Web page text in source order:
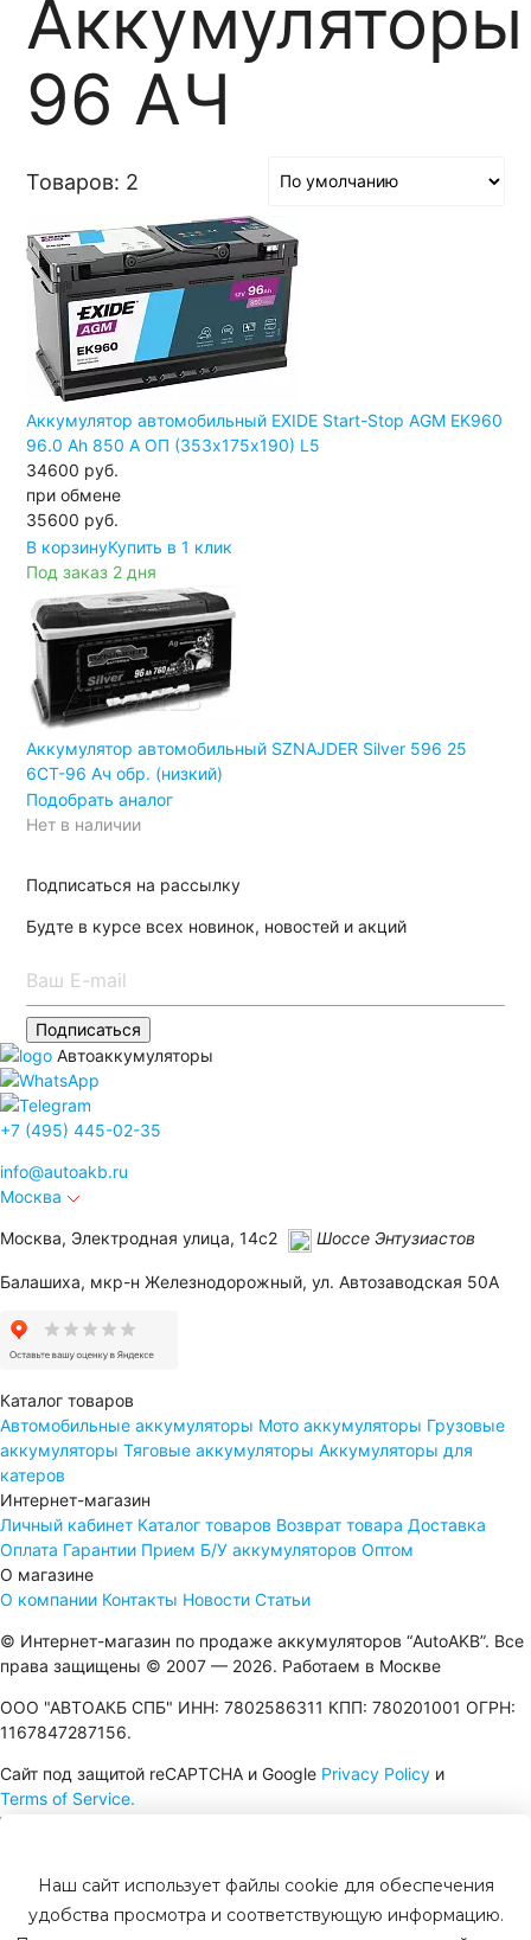
Аккумуляторы
96 АЧ
Товаров: 2
Аккумулятор автомобильный EXIDE Start-Stop AGM EK960
96.0 Ah 850 A ОП (353х175х190) L5
34600 руб.
при обмене
35600 руб.
В корзинуКупить в 1 клик
Под заказ 2 дня
Аккумулятор автомобильный SZNAJDER Silver 596 25
6СТ-96 Ач обр. (низкий)
Подобрать аналог
Нет в наличии
Подписаться на рассылку
Будте в курсе всех новинок, новостей и акций
Подписаться
Автоаккумуляторы
+7 (495) 445-02-35
info@autoakb.ru
Москва
Москва, Электродная улица, 14с2 Шоссе Энтузиастов
Балашиха, мкр-н Железнодорожный, ул. Автозаводская 50А
Каталог товаров
Автомобильные аккумуляторы Мото аккумуляторы Грузовые
аккумуляторы Тяговые аккумуляторы Аккумуляторы для
катеров
Интернет-магазин
Личный кабинет Каталог товаров Возврат товара Доставка
Оплата Гарантии Прием Б/У аккумуляторов Оптом
О магазине
О компании Контакты Новости Статьи
© Интернет-магазин по продаже аккумуляторов “AutoAKB”. Все
права защищены © 2007 — 2026. Работаем в Москве
ООО "АВТОАКБ СПБ" ИНН: 7802586311 КПП: 780201001 ОГРН:
1167847287156.
Сайт под защитой reCAPTCHA и Google Privacy Policy и
Terms of Service.
Наш сайт использует файлы cookie для обеспечения
удобства просмотра и соответствующую информацию.